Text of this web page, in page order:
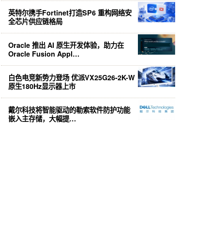
英特尔携手Fortinet打造SP6 重构网络安
全芯片供应链格局
Oracle 推出 AI 原生开发体验，助力在
Oracle Fusion Appl…
白色电竞新势力登场 优派VX25G26-2K-W
原生180Hz显示器上市
戴尔科技将智能驱动的勒索软件防护功能
嵌入主存储，大幅提…